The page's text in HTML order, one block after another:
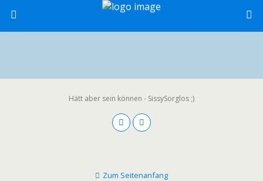
Hätt aber sein können - SissySorglos ;)
Zum Seitenanfang